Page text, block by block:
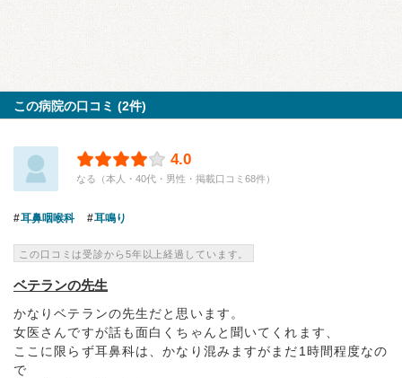
この病院の口コミ (2件)
4.0
なる（本人・40代・男性・掲載口コミ68件）
耳鼻咽喉科 耳鳴り
この口コミは受診から5年以上経過しています。
ベテランの先生
かなりベテランの先生だと思います。
女医さんですが話も面白くちゃんと聞いてくれます、
ここに限らず耳鼻科は、かなり混みますがまだ1時間程度なの
で